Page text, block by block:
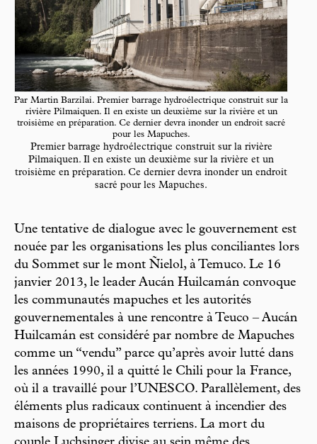
Par Martin Barzilai. Premier barrage hydroélectrique construit sur la
rivière Pilmaiquen. Il en existe un deuxième sur la rivière et un
troisième en préparation. Ce dernier devra inonder un endroit sacré
pour les Mapuches.
Premier barrage hydroélectrique construit sur la rivière
Pilmaiquen. Il en existe un deuxième sur la rivière et un
troisième en préparation. Ce dernier devra inonder un endroit
sacré pour les Mapuches.
Une tentative de dialogue avec le gouvernement est
nouée par les organisations les plus conciliantes lors
du Sommet sur le mont Ñielol, à Temuco. Le 16
janvier 2013, le leader Aucán Huilcamán convoque
les communautés mapuches et les autorités
gouvernementales à une rencontre à Teuco – Aucán
Huilcamán est considéré par nombre de Mapuches
comme un “vendu” parce qu’après avoir lutté dans
les années 1990, il a quitté le Chili pour la France,
où il a travaillé pour l’UNESCO. Parallèlement, des
éléments plus radicaux continuent à incendier des
maisons de propriétaires terriens. La mort du